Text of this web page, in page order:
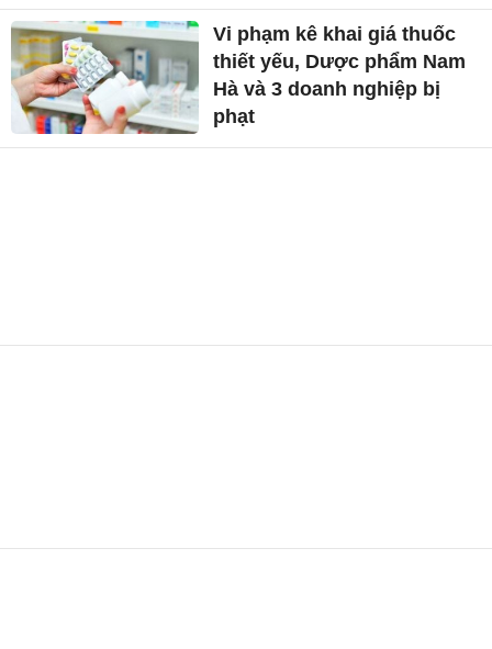
Vi phạm kê khai giá thuốc
thiết yếu, Dược phẩm Nam
Hà và 3 doanh nghiệp bị
phạt